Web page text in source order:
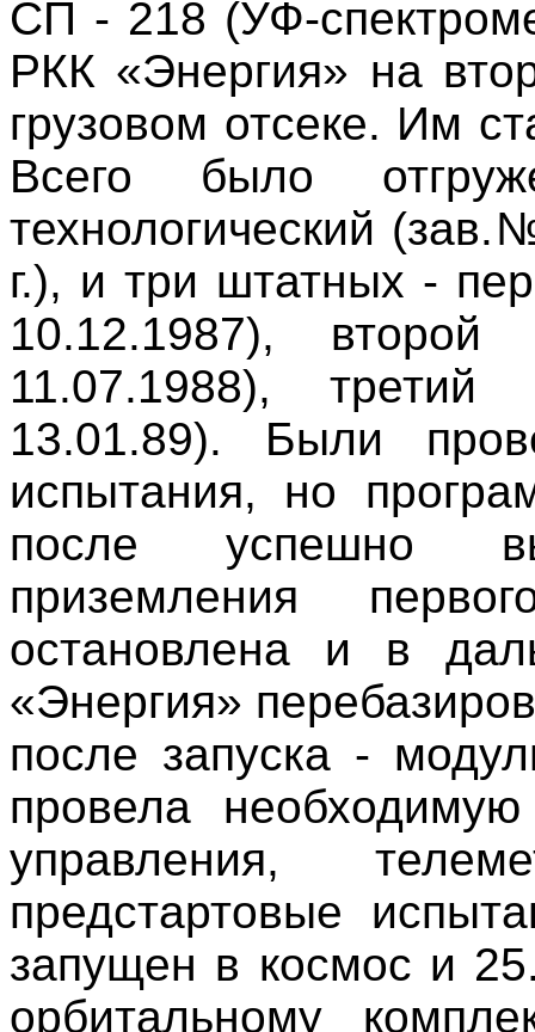
СП - 218 (УФ-
РКК «Энергия» на
грузовом отсеке. Им
Всего было
технологический
г.), и три штатных -
10.12.1987),
11.07.1988),
13.01.89). Были
испытания, но
после успешно
приземления
остановлена и в
«Энергия»
после запуска -
провела
управления,
предстартовые
запущен в космос и
орбитальному